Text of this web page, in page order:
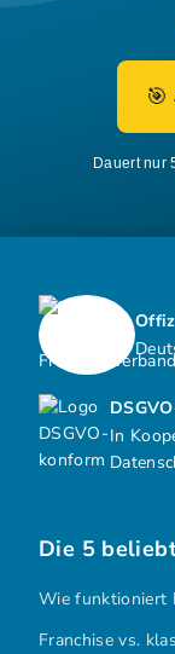
🎯
Dauert nur
In
Die 5
Wie funktioniert
Franchise vs.